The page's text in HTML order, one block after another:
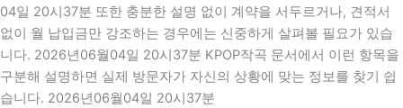
04일 20시37분 또한 충분한 설명 없이 계약을 서두르거나, 견적서
없이 월 납입금만 강조하는 경우에는 신중하게 살펴볼 필요가 있습
니다. 2026년06월04일 20시37분 KPOP작곡 문서에서 이런 항목을
구분해 설명하면 실제 방문자가 자신의 상황에 맞는 정보를 찾기 쉽
습니다. 2026년06월04일 20시37분